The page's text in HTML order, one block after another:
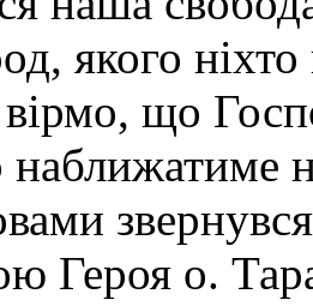
якого
вірмо, що
наближатиме
Героя о.